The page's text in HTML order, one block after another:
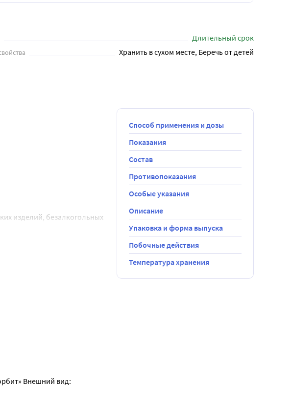
Длительный срок
Хранить в сухом месте, Беречь от детей
изделий, безалкогольных
препаратов, капсул из
Внешний вид:
Способ применения и дозы
Показания
Состав
Противопоказания
Особые указания
Описание
Упаковка и форма выпуска
Побочные действия
Температура хранения